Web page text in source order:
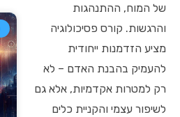
של המוח, ההתנהגות
והרגשות. קורס פסיכולוגיה
מציע הזדמנות ייחודית
להעמיק בהבנת האדם – לא
רק למטרות אקדמיות, אלא גם
לשיפור עצמי והקניית כלים